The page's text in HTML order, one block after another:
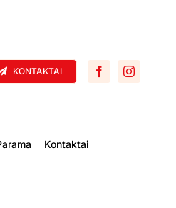
KONTAKTAI
Kontaktai